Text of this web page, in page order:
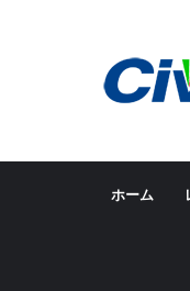
ホーム